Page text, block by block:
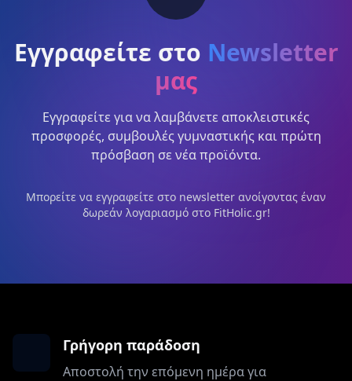
Εγγραφείτε στο Newsletter
μας
Εγγραφείτε για να λαμβάνετε αποκλειστικές
προσφορές, συμβουλές γυμναστικής και πρώτη
πρόσβαση σε νέα προϊόντα.
Μπορείτε να εγγραφείτε στο newsletter ανοίγοντας έναν
δωρεάν λογαριασμό στο FitHolic.gr!
Γρήγορη παράδοση
Αποστολή την επόμενη ημέρα για